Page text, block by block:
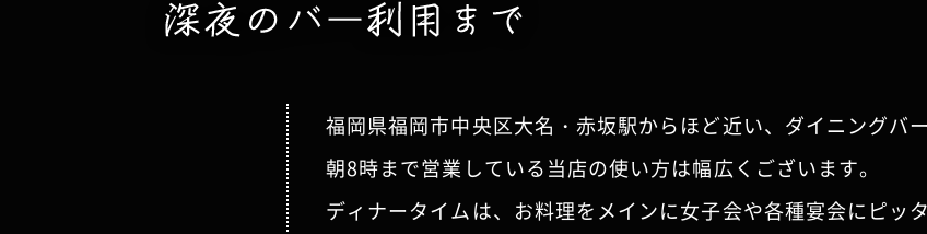
福岡県福岡市中央区大名・赤坂駅からほど近い、ダイニングバ
朝8時まで営業している当店の使い方は幅広くございます。
ディナータイムは、お料理をメインに女子会や各種宴会にピッタ